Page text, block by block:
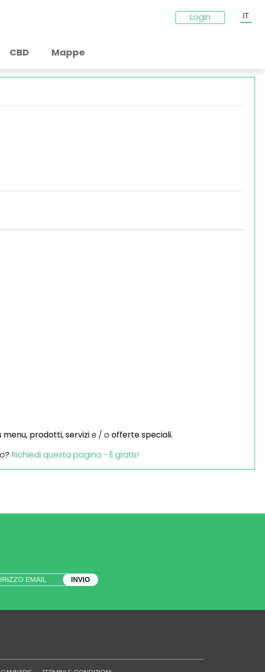
Login IT
CBD Mappe
menu, prodotti,servizie / o offerte speciali.
Richiedi questa pagina - È gratis!
INVIO